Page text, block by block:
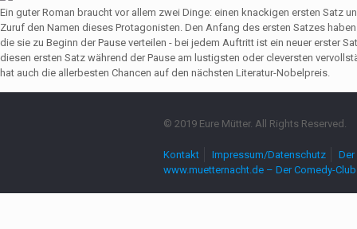
Ein guter Roman braucht vor allem zwei Dinge: einen knackigen ersten Satz
Zuruf den Namen dieses Protagonisten. Den Anfang des ersten Satzes
die sie zu Beginn der Pause verteilen - bei jedem Auftritt ist ein neuer erster
diesen ersten Satz während der Pause am lustigsten oder cleversten
hat auch die allerbesten Chancen auf den nächsten Literatur-Nobelpreis.
© 2019 Eure Mütter. All Rights Reserved.
Kontakt Impressum/Datenschutz
www.muetternacht.de – Der Comedy-Club